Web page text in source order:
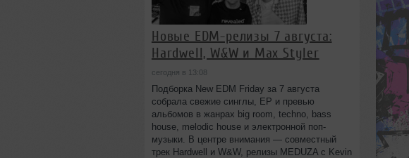
Новые EDM-релизы 7 августа:
Hardwell, W&W и Max Styler
сегодня в 13:08
Подборка New EDM Friday за 7 августа
собрала свежие синглы, EP и превью
альбомов в жанрах big room, techno, bass
house, melodic house и электронной поп-
музыки. В центре внимания — совместный
трек Hardwell и W&W, релизы MEDUZA с Kevin